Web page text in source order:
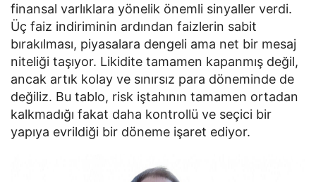
finansal varlıklara yönelik önemli sinyaller verdi.
Üç faiz indiriminin ardından faizlerin sabit
bırakılması, piyasalara dengeli ama net bir mesaj
niteliği taşıyor. Likidite tamamen kapanmış değil,
ancak artık kolay ve sınırsız para döneminde de
değiliz. Bu tablo, risk iştahının tamamen ortadan
kalkmadığı fakat daha kontrollü ve seçici bir
yapıya evrildiği bir döneme işaret ediyor.